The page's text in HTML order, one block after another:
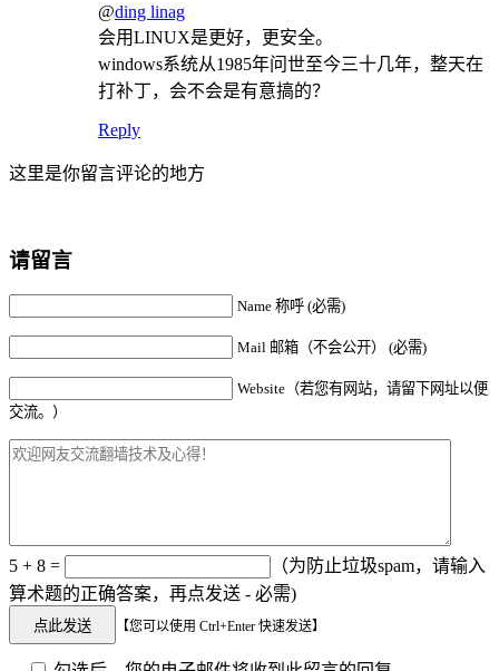
@ding linag
会用LINUX是更好，更安全。
windows系统从1985年问世至今三十几年，整天在
打补丁，会不会是有意搞的？
Reply
这里是你留言评论的地方
请留言
Name 称呼 (必需)
Mail 邮箱（不会公开） (必需)
Website（若您有网站，请留下网址以便
交流。）
5 + 8 =
（为防止垃圾spam，请输入
算术题的正确答案，再点发送 - 必需)
【您可以使用 Ctrl+Enter 快速发送】